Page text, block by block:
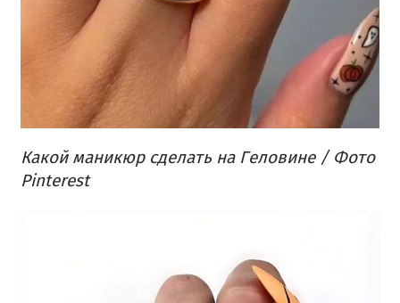
Какой маникюр сделать на Геловине / Фото
Pinterest